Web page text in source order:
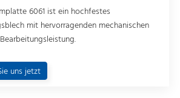
6061 ist ein hochfestes
mit hervorragenden mechanischen
uns jetzt